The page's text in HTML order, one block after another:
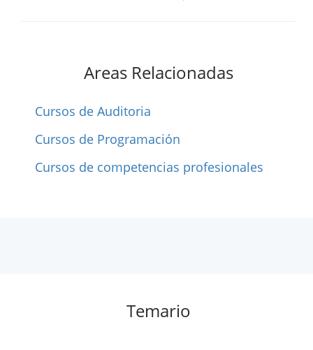
Areas Relacionadas
Cursos de Auditoria
Cursos de Programación
Cursos de competencias profesionales
Temario